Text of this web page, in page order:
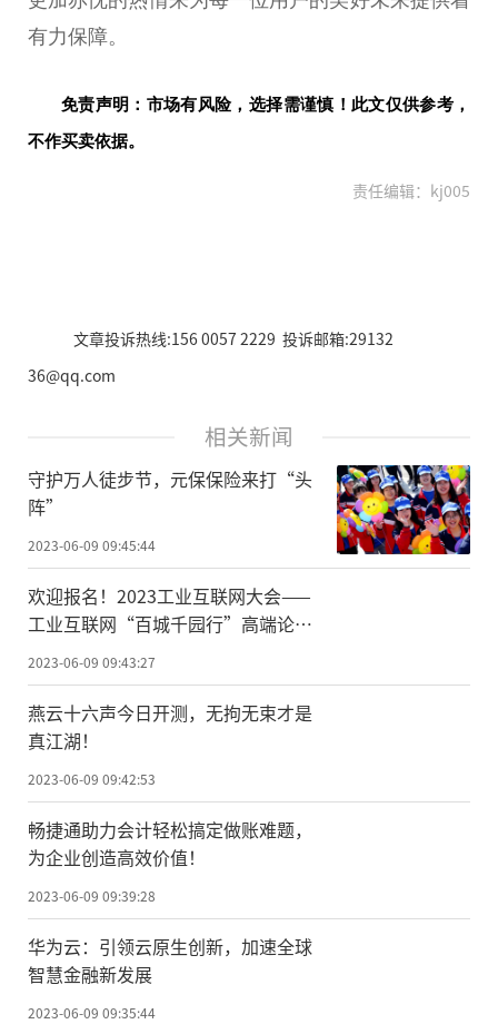
有力保障。
免责声明：市场有风险，选择需谨慎！此文仅供参考，
不作买卖依据。
责任编辑：kj005
文章投诉热线:156 0057 2229 投诉邮箱:29132
36@qq.com
相关新闻
守护万人徒步节，元保保险来打“头
阵”
2023-06-09 09:45:44
欢迎报名！2023工业互联网大会——
工业互联网“百城千园行”高端论坛
重磅来袭！
2023-06-09 09:43:27
燕云十六声今日开测，无拘无束才是
真江湖！
2023-06-09 09:42:53
畅捷通助力会计轻松搞定做账难题，
为企业创造高效价值！
2023-06-09 09:39:28
华为云：引领云原生创新，加速全球
智慧金融新发展
2023-06-09 09:35:44